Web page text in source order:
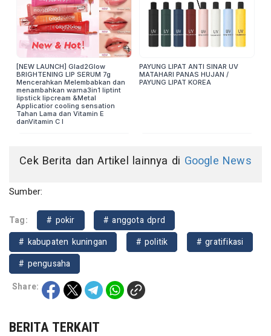
Cek Berita dan Artikel lainnya di Google News
Sumber:
Tag: # pokir
# anggota dprd
# kabupaten kuningan
# politik
# gratifikasi
# pengusaha
Share:
BERITA TERKAIT